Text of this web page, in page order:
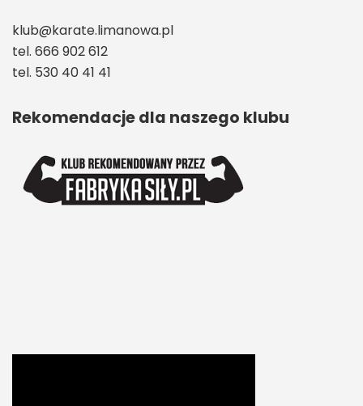
klub@karate.limanowa.pl
tel. 666 902 612
tel. 530 40 41 41
Rekomendacje dla naszego klubu